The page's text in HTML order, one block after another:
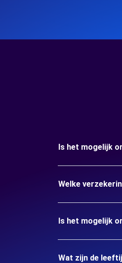
Is het mogelijk
Welke
Is het mogelijk
Wat zijn de